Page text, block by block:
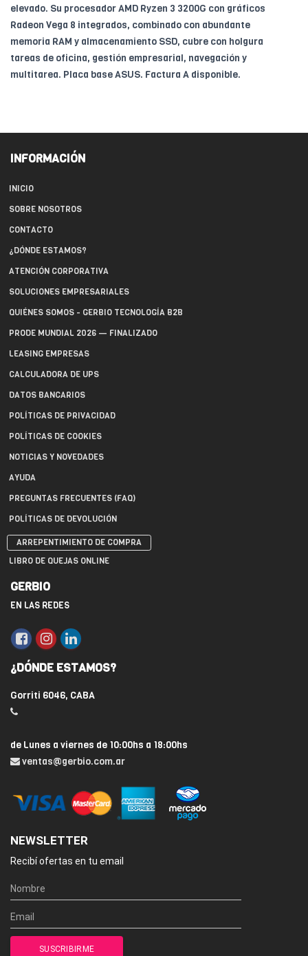
elevado. Su procesador AMD Ryzen 3 3200G con gráficos
Radeon Vega 8 integrados, combinado con abundante
memoria RAM y almacenamiento SSD, cubre con holgura
tareas de oficina, gestión empresarial, navegación y
multitarea. Placa base ASUS. Factura A disponible.
INFORMACIÓN
INICIO
SOBRE NOSOTROS
CONTACTO
¿DÓNDE ESTAMOS?
ATENCIÓN CORPORATIVA
SOLUCIONES EMPRESARIALES
QUIÉNES SOMOS - GERBIO TECNOLOGÍA B2B
PRODE MUNDIAL 2026 — FINALIZADO
LEASING EMPRESAS
CALCULADORA DE UPS
DATOS BANCARIOS
POLÍTICAS DE PRIVACIDAD
POLÍTICAS DE COOKIES
NOTICIAS Y NOVEDADES
AYUDA
PREGUNTAS FRECUENTES (FAQ)
POLÍTICAS DE DEVOLUCIÓN
ARREPENTIMIENTO DE COMPRA
LIBRO DE QUEJAS ONLINE
GERBIO
EN LAS REDES
¿DÓNDE ESTAMOS?
Gorriti 6046, CABA
de Lunes a viernes de 10:00hs a 18:00hs
ventas@gerbio.com.ar
NEWSLETTER
Recibí ofertas en tu email